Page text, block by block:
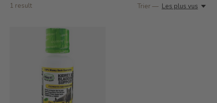
1 result Trier — Les plus vus